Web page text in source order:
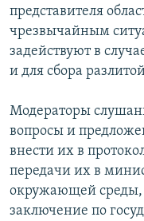
представителя
чрезвычайным
задействуют в
и для сбора
Модераторы
вопросы и
внести их в
передачи их в
окружающей среды,
заключение по